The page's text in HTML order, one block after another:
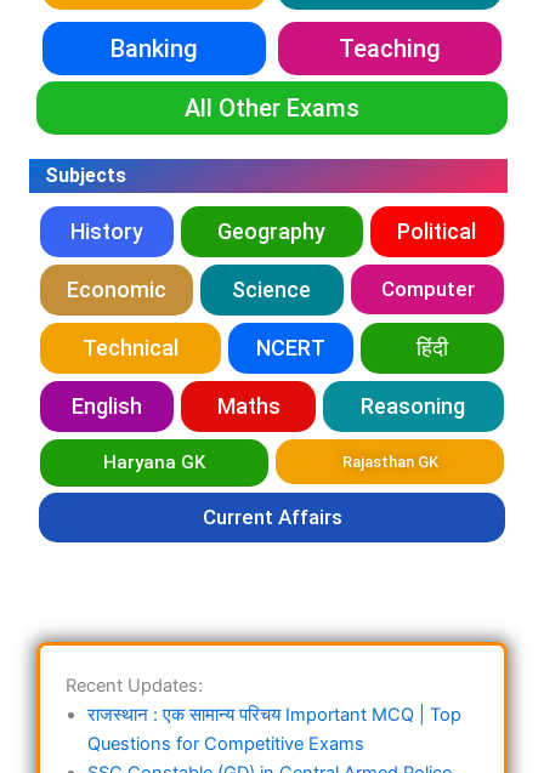
Banking Teaching
All Other Exams
Subjects
History Geography Political
Economic Science Computer
Technical NCERT हिंदी
English Maths Reasoning
Haryana GK Rajasthan GK
Current Affairs
Recent Updates:
राजस्थान : एक सामान्य परिचय Important MCQ | Top
Questions for Competitive Exams